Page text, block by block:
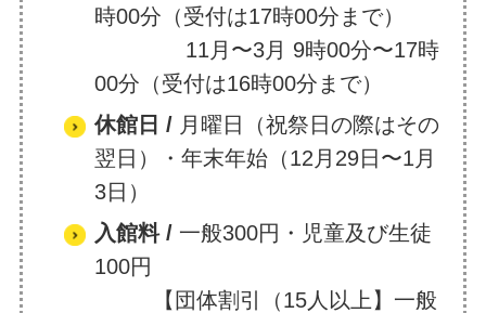
時00分（受付は17時00分まで）
11月〜3月 9時00分〜17時
00分（受付は16時00分まで）
休館日 /月曜日（祝祭日の際はその
翌日）・年末年始（12月29日〜1月
3日）
入館料 /一般300円・児童及び生徒
100円
【団体割引（15人以上】一般